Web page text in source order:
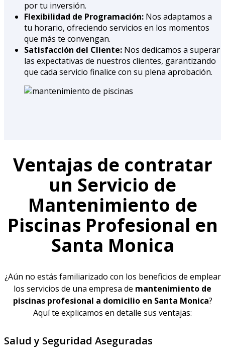
por tu inversión.
Flexibilidad de Programación: Nos adaptamos a
tu horario, ofreciendo servicios en los momentos
que más te convengan.
Satisfacción del Cliente: Nos dedicamos a superar
las expectativas de nuestros clientes, garantizando
que cada servicio finalice con su plena aprobación.
Ventajas de contratar
un Servicio de
Mantenimiento de
Piscinas Profesional en
Santa Monica
¿Aún no estás familiarizado con los beneficios de emplear
los servicios de una empresa de mantenimiento de
piscinas profesional a domicilio en Santa Monica?
Aquí te explicamos en detalle sus ventajas:
Salud y Seguridad Aseguradas